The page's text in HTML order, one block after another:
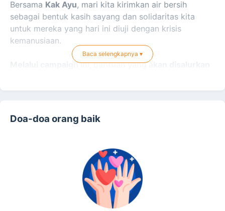
Bersama Kak Ayu, mari kita kirimkan air bersih
sebagai bentuk kasih sayang dan solidaritas kita
untuk mereka yang hari ini diuji dengan krisis
kemanusiaan.
Melalui campaign ini, bantuan yang akan disalurkan
Suplai air untuk kebutuhan harian anak-anak dan lansia
🌿 Air yang kamu kirimkan hari ini, bisa menjadi
di tanah yang haus dan terkepung.
Baca selengkapnya ▾
Doa-doa orang baik